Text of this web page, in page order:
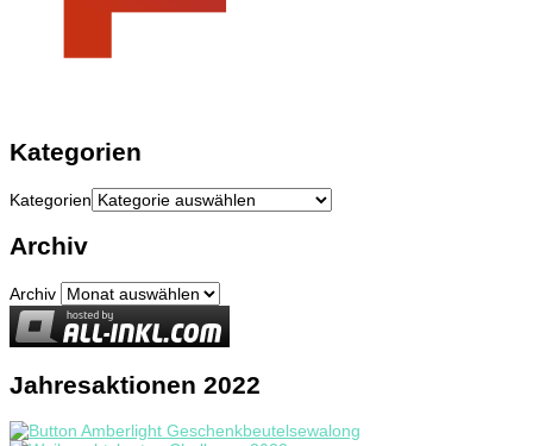
Kategorien
Kategorien
Archiv
Archiv
Jahresaktionen 2022